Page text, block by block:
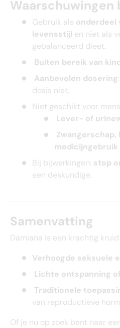
Waarschuwingen
Gebruik als onderdeel
levensstijl en niet als
gebalanceerd dieet.
Buiten bereik van
Aanbevolen dosering
dosis niet.
Niet geschikt voor
Lever- of
medicijngebruik
Bij bijwerkingen: stop
een deskundige.
Samenvatting
Damiana is een krachtig
Verhoogde seksuele
Lichte ontspanning
Traditionele
van reproductieve
Of je nu op zoek bent naar